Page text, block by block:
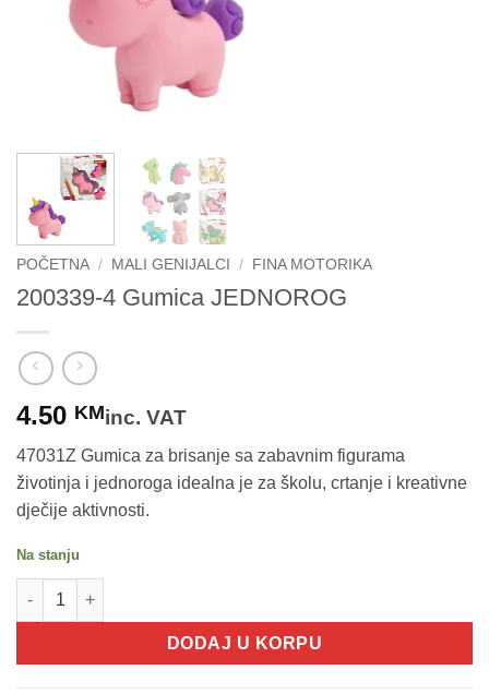
POČETNA / MALI GENIJALCI / FINA MOTORIKA
200339-4 Gumica JEDNOROG
4.50 KMinc. VAT
47031Z Gumica za brisanje sa zabavnim figurama
životinja i jednoroga idealna je za školu, crtanje i kreativne
dječije aktivnosti.
Na stanju
200339-4 Gumica JEDNOROG količina
DODAJ U KORPU